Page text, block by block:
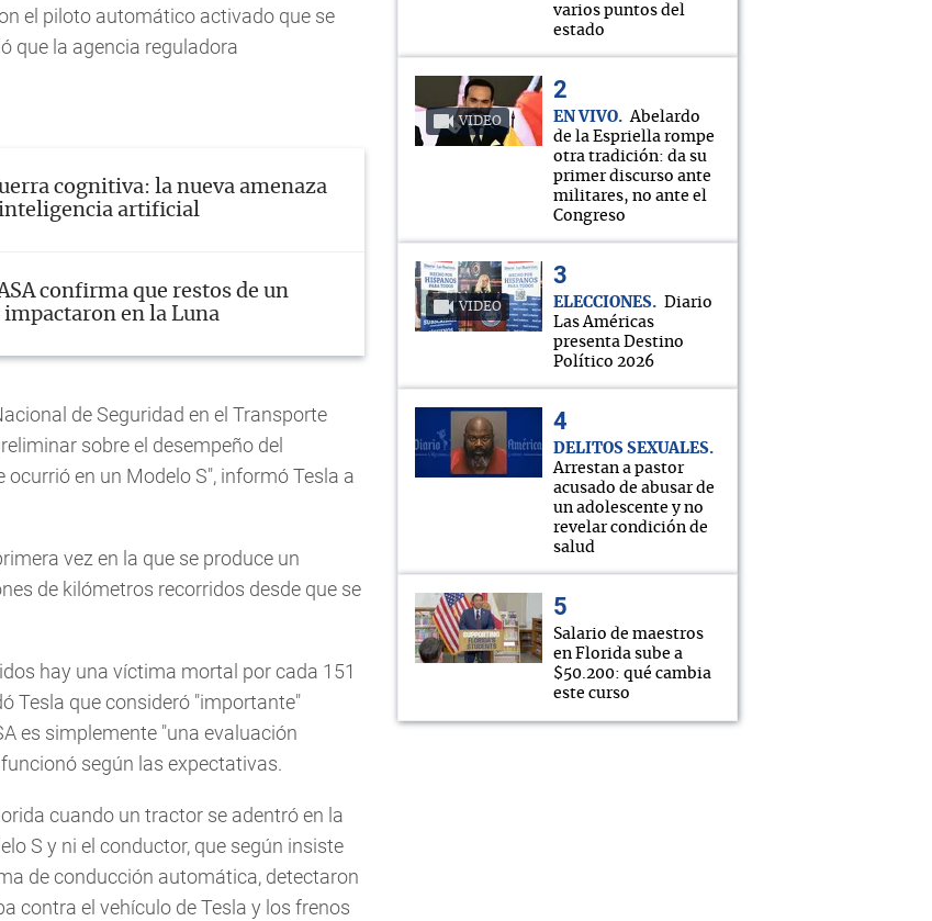
el piloto automático activado que se
que la agencia reguladora
cognitiva: la nueva amenaza
artificial
confirma que restos de un
impactaron en la Luna
de Seguridad en el Transporte
sobre el desempeño del
en un Modelo S", informó Tesla a
vez en la que se produce un
de kilómetros recorridos desde que se
hay una víctima mortal por cada 151
Tesla que consideró "importante"
es simplemente "una evaluación
según las expectativas.
cuando un tractor se adentró en la
S y ni el conductor, que según insiste
de conducción automática, detectaron
contra el vehículo de Tesla y los frenos
varios puntos del
estado
VIDEO EN VIVO
Abelardo
de la Espriella rompe
otra tradición: da su
primer discurso ante
militares, no ante el
Congreso
VIDEO ELECCIONES
Diario
Las Américas
presenta Destino
Político 2026
DELITOS SEXUALES
Arrestan a pastor
acusado de abusar de
un adolescente y no
revelar condición de
salud
Salario de maestros
en Florida sube a
$50.200: qué cambia
este curso